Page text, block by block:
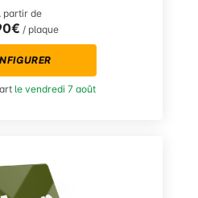
partir de
/ plaque
le vendredi 7 août